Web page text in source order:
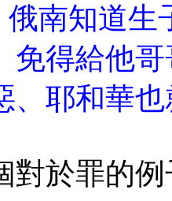
南知道生
免得給他
、耶和華
對於罪的